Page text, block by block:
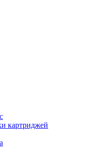
картриджей